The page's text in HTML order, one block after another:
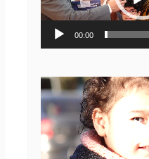
00:00
Reproductor
de
video